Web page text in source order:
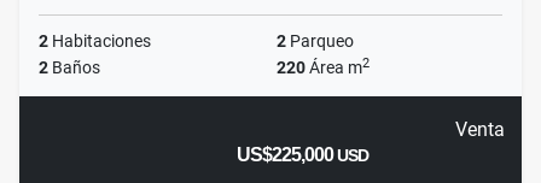
2 Habitaciones 2 Parqueo
2 Baños 220Área m2
Venta
US$225,000USD